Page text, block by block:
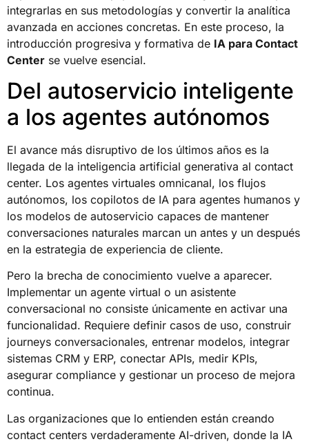
integrarlas en sus metodologías y convertir la analítica
avanzada en acciones concretas. En este proceso, la
introducción progresiva y formativa de IA para Contact
Center se vuelve esencial.
Del autoservicio inteligente
a los agentes autónomos
El avance más disruptivo de los últimos años es la
llegada de la inteligencia artificial generativa al contact
center. Los agentes virtuales omnicanal, los flujos
autónomos, los copilotos de IA para agentes humanos y
los modelos de autoservicio capaces de mantener
conversaciones naturales marcan un antes y un después
en la estrategia de experiencia de cliente.
Pero la brecha de conocimiento vuelve a aparecer.
Implementar un agente virtual o un asistente
conversacional no consiste únicamente en activar una
funcionalidad. Requiere definir casos de uso, construir
journeys conversacionales, entrenar modelos, integrar
sistemas CRM y ERP, conectar APIs, medir KPIs,
asegurar compliance y gestionar un proceso de mejora
continua.
Las organizaciones que lo entienden están creando
contact centers verdaderamente AI-driven, donde la IA